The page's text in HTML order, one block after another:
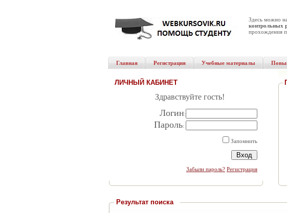
Здесь можно
контрольных
прохождения
Главная Регистрация Учебные материалы
ЛИЧНЫЙ КАБИНЕТ
Здравствуйте гость!
Логин:
Пароль:
Запомнить
Забыли пароль? Регистрация
Результат поиска